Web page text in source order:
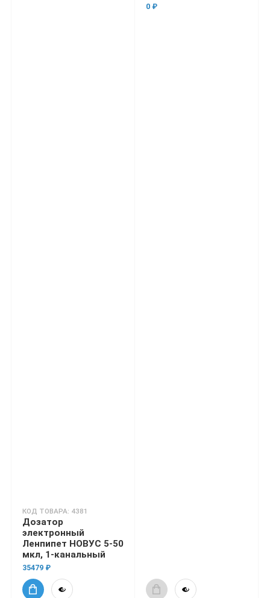
КОД ТОВАРА: 4381
Дозатор
электронный
Ленпипет НОВУС 5-50
мкл, 1-канальный
35479 ₽
0 ₽